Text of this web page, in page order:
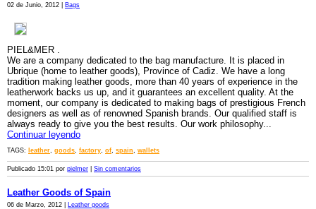
02 de Junio, 2012 | Bags
PIEL&MER .
We are a company dedicated to the bag manufacture. It is placed in
Ubrique (home to leather goods), Province of Cadiz. We have a long
tradition making leather goods, more than 40 years of experience in the
leatherwork backs us up, and it guarantees an excellent quality. At the
moment, our company is dedicated to making bags of prestigious French
designers as well as of renowned Spanish brands. Our qualified staff is
always ready to give you the best results. Our work philosophy...
Continuar leyendo
TAGS: leather goods factory of spain wallets
Publicado 15:01 por pielmer Sin comentarios
Leather Goods of Spain
06 de Marzo, 2012 | Leather goods